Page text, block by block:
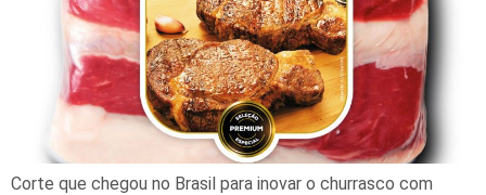
Corte que chegou no Brasil para inovar o churrasco com